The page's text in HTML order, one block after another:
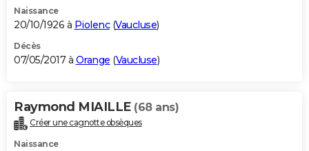
Naissance
20/10/1926 à Piolenc(Vaucluse)
Décès
07/05/2017 à Orange (Vaucluse)
Raymond MIAILLE (68 ans)
Créer une cagnotte obsèques
Naissance